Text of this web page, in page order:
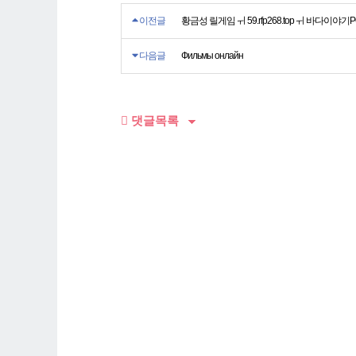
이전글 황금성 릴게임 ㅟ 59.rfp268.top ㅟ 바다이야기
다음글 Фильмы онлайн
댓글목록